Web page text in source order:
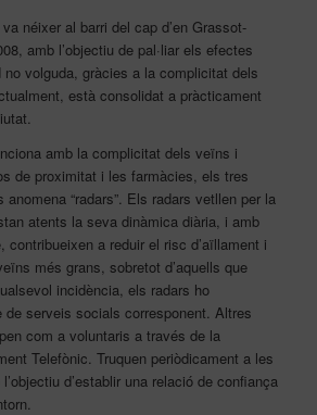
néixer al barri del cap d’en Grassot-
amb l’objectiu de pal·liar els efectes
volguda, gràcies a la complicitat dels
està consolidat a pràcticament
amb la complicitat dels veïns i
de proximitat i les farmàcies, els tres
anomena “radars”. Els radars vetllen per la
atents la seva dinàmica diària, i amb
a reduir el risc d’aïllament i
més grans, sobretot d’aquells que
incidència, els radars ho
de serveis socials corresponent. Altres
com a voluntaris a través de la
Telefònic. Truquen periòdicament a les
d’establir una relació de confiança